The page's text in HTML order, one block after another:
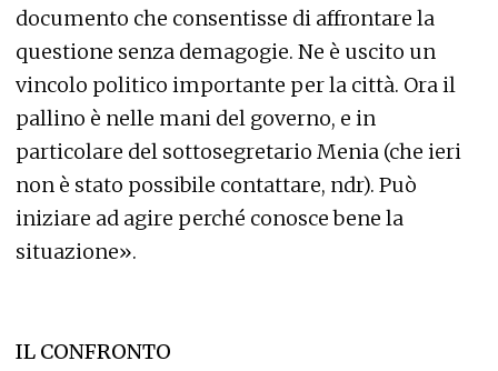
documento che consentisse di affrontare la
questione senza demagogie. Ne è uscito un
vincolo politico importante per la città. Ora il
pallino è nelle mani del governo, e in
particolare del sottosegretario Menia (che ieri
non è stato possibile contattare, ndr). Può
iniziare ad agire perché conosce bene la
situazione».
IL CONFRONTO